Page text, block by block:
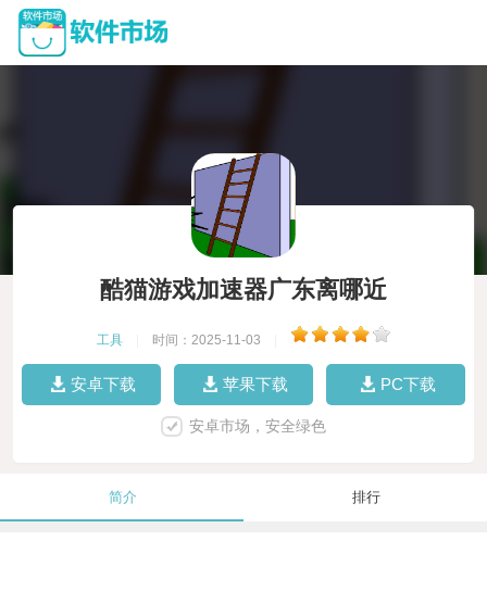
酷猫游戏加速器广东离哪近
工具 时间：2025-11-03
安卓下载 苹果下载 PC下载
安卓市场，安全绿色
简介 排行